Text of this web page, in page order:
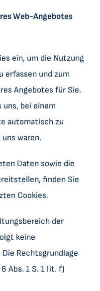
Web-Angebotes
ein, um die Nutzung
erfassen und zum
Angebotes für Sie.
uns, bei einem
automatisch zu
waren.
Daten sowie die
finden Sie
Cookies.
der
keine
Rechtsgrundlage
Abs. 1 S. 1 lit. f)